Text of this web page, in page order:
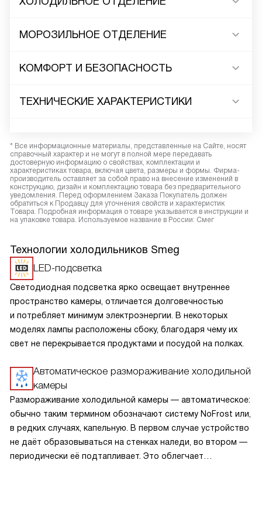
МОРОЗИЛЬНОЕ ОТДЕЛЕНИЕ
КОМФОРТ И БЕЗОПАСНОСТЬ
ТЕХНИЧЕСКИЕ ХАРАКТЕРИСТИКИ
* Все информационные материалы, представленные на Сайте, носят
справочный характер и не могут в полной мере передавать
достоверную информацию о свойствах, комплектации и
характеристиках товара, включая цвета, размеры и формы. Фирма-
производитель оставляет за собой право на внесение изменений в
конструкцию, дизайн и комплектацию товара без предварительного
уведомления. Перед оформлением Заказа Покупатель должен
обратиться к Продавцу для уточнения свойств и характеристик
Товара. Подробная информация о товаре указывается в инструкции и
на упаковке товара. Используемое название в России: Смег
Технологии холодильников Smeg
LED-подсветка
Светодиодная подсветка ярко освещает внутреннее
пространство камеры, отличается долговечностью
и потребляет минимум электроэнергии. В некоторых
моделях лампы расположены сбоку, благодаря чему их
свет не перекрывается продуктами и посудой на полках.
Автоматическое размораживание холодильной
камеры
Размораживание холодильной камеры — автоматическое:
обычно таким термином обозначают систему NoFrost или,
в редких случаях, капельную. В первом случае устройство
не даёт образовываться на стенках наледи, во втором —
периодически её подтапливает. Это облегчает